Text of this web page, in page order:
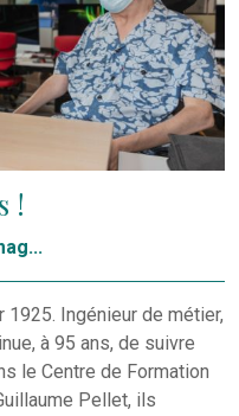
!
Ingénieur de métier,
à 95 ans, de suivre
le Centre de Formation
Pellet, ils